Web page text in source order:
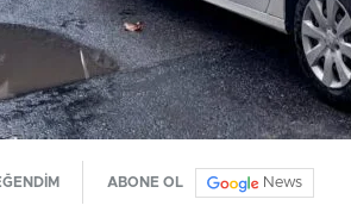
ABONE OL News